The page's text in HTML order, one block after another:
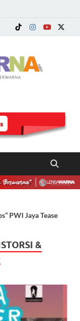
PWI Jaya Tease
&